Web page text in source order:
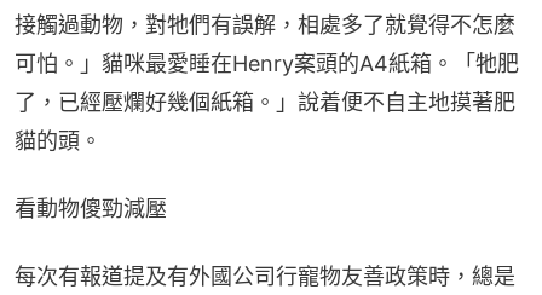
接觸過動物，對牠們有誤解，相處多了就覺得不怎麼
可怕。」貓咪最愛睡在Henry案頭的A4紙箱。「牠肥
了，已經壓爛好幾個紙箱。」說着便不自主地摸著肥
貓的頭。
看動物傻勁減壓
每次有報道提及有外國公司行寵物友善政策時，總是